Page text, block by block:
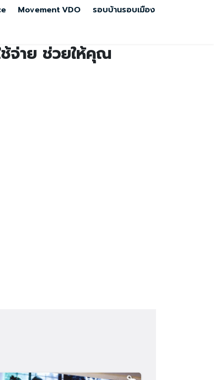
MovementVDO รอบบ้านรอบเมือง
จ่าย ช่วยให้คุณ